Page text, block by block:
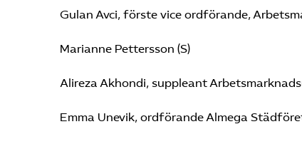
Gulan Avci, förste vice ordförande,
Marianne Pettersson (S)
Alireza Akhondi, suppleant
Emma Unevik, ordförande Almega